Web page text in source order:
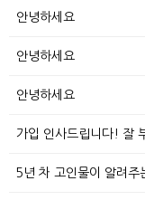
안녕하세요
안녕하세요
안녕하세요
가입 인사드립니다! 잘
5년 차 고인물이 알려